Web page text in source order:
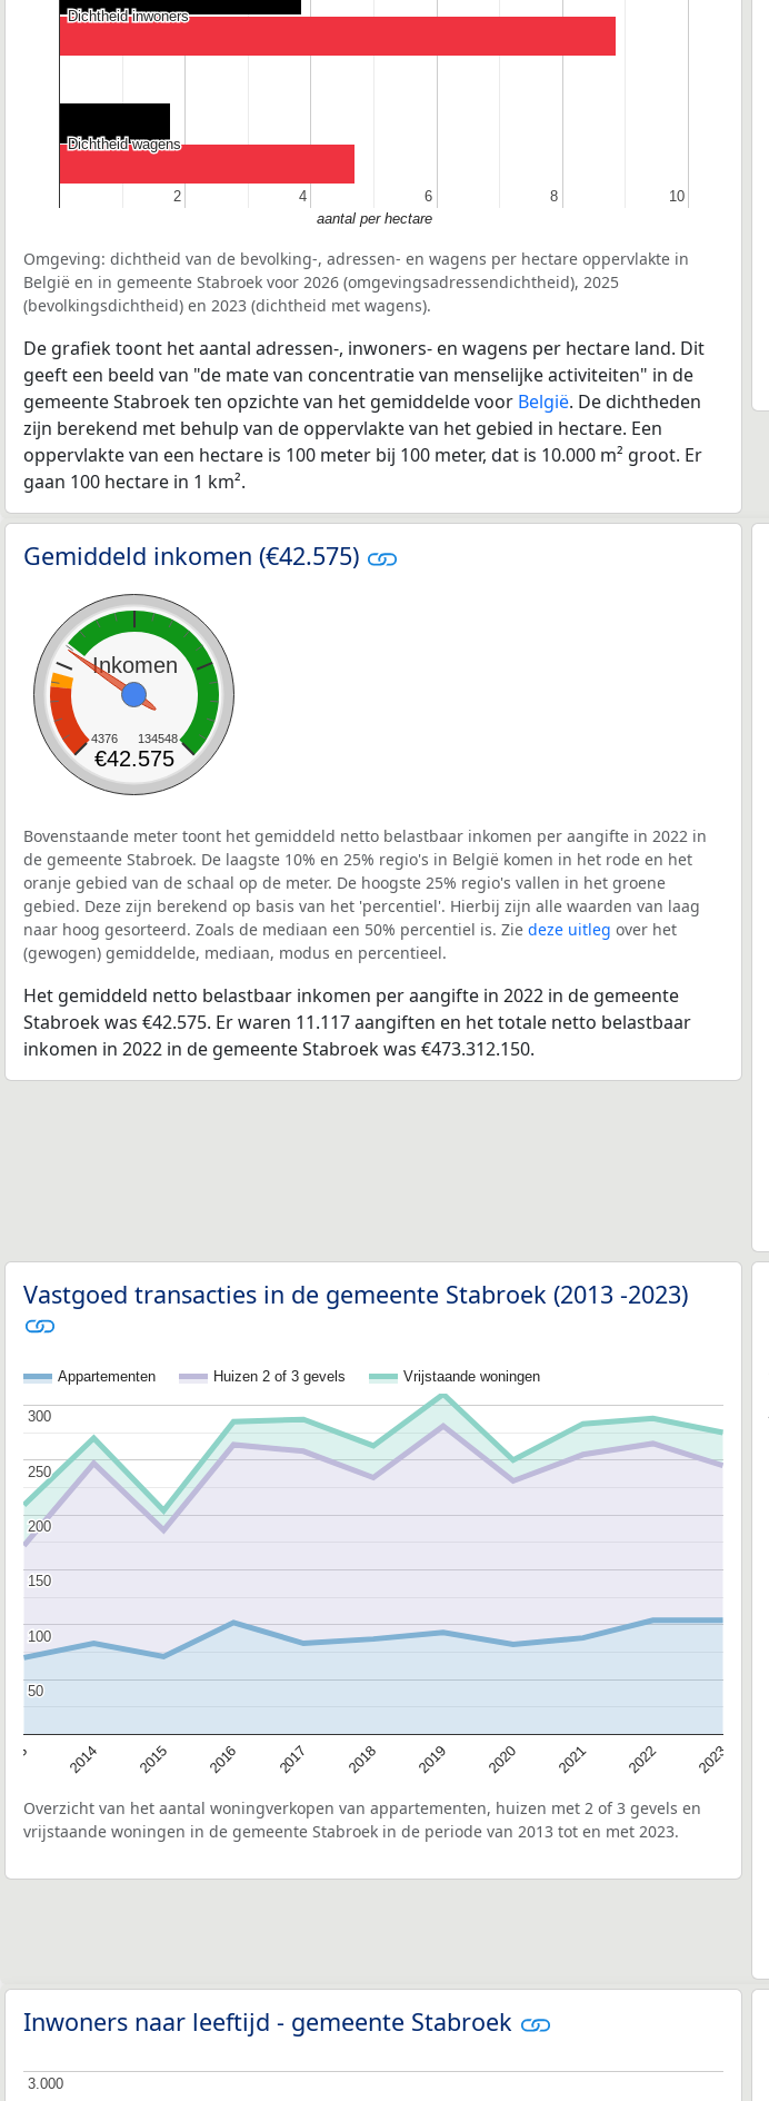
2
2 4
4 6
6 8
8 10
10
Dichtheid inwoners
Dichtheid inwoners
Dichtheid wagens
Dichtheid wagens
aantal per hectare
Omgeving: dichtheid van de bevolking-, adressen- en wagens per hectare oppervlakte in
België en in gemeente Stabroek voor 2026 (omgevingsadressendichtheid), 2025
(bevolkingsdichtheid) en 2023 (dichtheid met wagens).
De grafiek toont het aantal adressen-, inwoners- en wagens per hectare land. Dit
geeft een beeld van "de mate van concentratie van menselijke activiteiten" in de
gemeente Stabroek ten opzichte van het gemiddelde voor België. De dichtheden
zijn berekend met behulp van de oppervlakte van het gebied in hectare. Een
oppervlakte van een hectare is 100 meter bij 100 meter, dat is 10.000 m² groot. Er
gaan 100 hectare in 1 km².
Gemiddeld inkomen (€42.575)
Inkomen
4376 134548
€42.575
Bovenstaande meter toont het gemiddeld netto belastbaar inkomen per aangifte in 2022 in
de gemeente Stabroek. De laagste 10% en 25% regio's in België komen in het rode en het
oranje gebied van de schaal op de meter. De hoogste 25% regio's vallen in het groene
gebied. Deze zijn berekend op basis van het 'percentiel'. Hierbij zijn alle waarden van laag
naar hoog gesorteerd. Zoals de mediaan een 50% percentiel is. Zie deze uitleg over het
(gewogen) gemiddelde, mediaan, modus en percentieel.
Het gemiddeld netto belastbaar inkomen per aangifte in 2022 in de gemeente
Stabroek was €42.575. Er waren 11.117 aangiften en het totale netto belastbaar
inkomen in 2022 in de gemeente Stabroek was €473.312.150.
Vastgoed transacties in de gemeente Stabroek (2013 -2023)
Appartementen Huizen 2 of 3 gevels Vrijstaande woningen
2014 2015 2016 2017 2018 2019 2020 2021 2022 2023
50
50
100
100
150
150
200
200
250
250
300
300
Overzicht van het aantal woningverkopen van appartementen, huizen met 2 of 3 gevels en
vrijstaande woningen in de gemeente Stabroek in de periode van 2013 tot en met 2023.
Inwoners naar leeftijd - gemeente Stabroek
3.000
3.000